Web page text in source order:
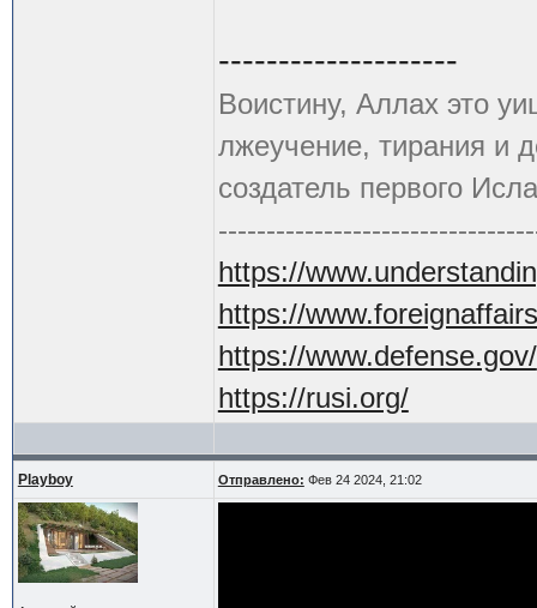
--------------------
Воистину, Аллах это
лжеучение, тирания и
создатель первого
https://
https://
https://www.defense.gov/
https://rusi.org/
Playboy Отправлено: Фев 24 2024, 21:02